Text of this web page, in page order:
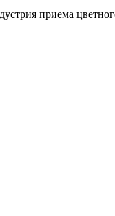
приема